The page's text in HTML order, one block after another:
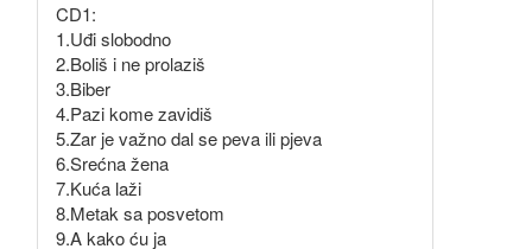
CD1:
1.Uđi slobodno
2.Boliš i ne prolaziš
3.Biber
4.Pazi kome zavidiš
5.Zar je važno dal se peva ili pjeva
6.Srećna žena
7.Kuća laži
8.Metak sa posvetom
9.A kako ću ja